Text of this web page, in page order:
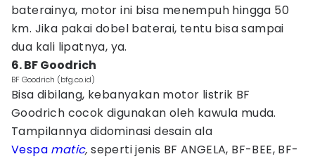
baterainya, motor ini bisa menempuh hingga 50
km. Jika pakai dobel baterai, tentu bisa sampai
dua kali lipatnya, ya.
6. BF Goodrich
BF Goodrich (bfg.co.id)
Bisa dibilang, kebanyakan motor listrik BF
Goodrich cocok digunakan oleh kawula muda.
Tampilannya didominasi desain ala
Vespa matic,seperti jenis BF ANGELA, BF-BEE, BF-